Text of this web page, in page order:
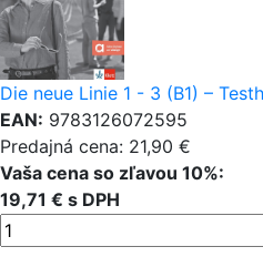
Die neue Linie 1 - 3 (B1) –
EAN: 9783126072595
Predajná cena: 21,90 €
Vaša cena so zľavou 10%:
19,71 € s DPH